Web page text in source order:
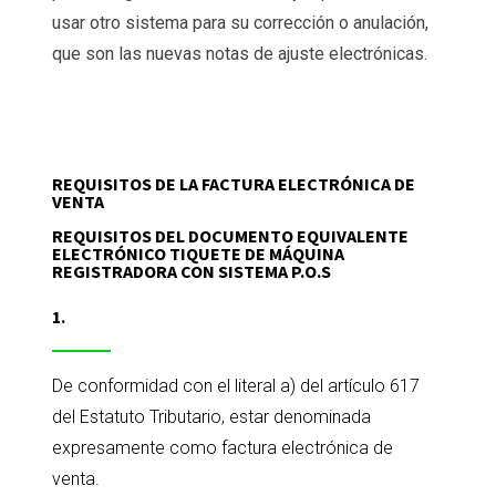
usar otro sistema para su corrección o anulación,
que son las nuevas notas de ajuste electrónicas.
REQUISITOS DE LA FACTURA ELECTRÓNICA DE
VENTA
REQUISITOS DEL DOCUMENTO EQUIVALENTE
ELECTRÓNICO TIQUETE DE MÁQUINA
REGISTRADORA CON SISTEMA P.O.S
1.
De conformidad con el literal a) del artículo 617
del Estatuto Tributario, estar denominada
expresamente como factura electrónica de
venta.